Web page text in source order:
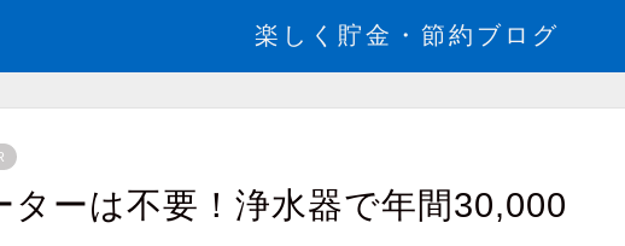
楽しく貯金・節約ブログ
ターは不要！浄水器で年間30,000